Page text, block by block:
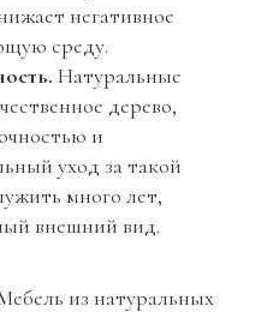
негативное
среду.
Натуральные
дерево,
и
уход за такой
много лет,
внешний вид.
из натуральных